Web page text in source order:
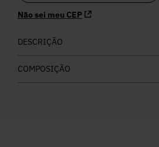
Não sei meu CEP
DESCRIÇÃO
COMPOSIÇÃO
6º Colete
7º Vestidos
Calça Jeans